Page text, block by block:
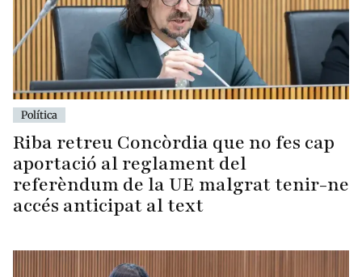
Política
Riba retreu Concòrdia que no fes cap
aportació al reglament del
referèndum de la UE malgrat tenir-ne
accés anticipat al text